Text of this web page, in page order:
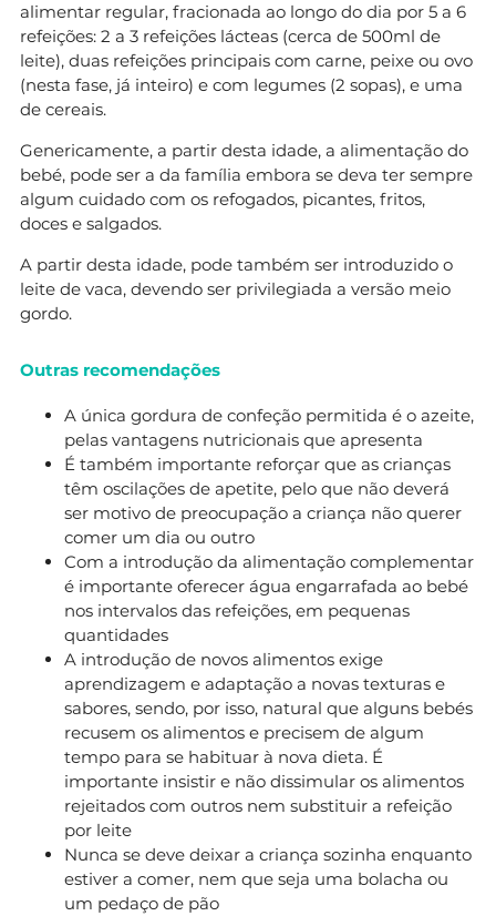
alimentar regular, fracionada ao longo do dia por 5 a 6
refeições: 2 a 3 refeições lácteas (cerca de 500ml de
leite), duas refeições principais com carne, peixe ou ovo
(nesta fase, já inteiro) e com legumes (2 sopas), e uma
de cereais.
Genericamente, a partir desta idade, a alimentação do
bebé, pode ser a da família embora se deva ter sempre
algum cuidado com os refogados, picantes, fritos,
doces e salgados.
A partir desta idade, pode também ser introduzido o
leite de vaca, devendo ser privilegiada a versão meio
gordo.
Outras recomendações
A única gordura de confeção permitida é o azeite,
pelas vantagens nutricionais que apresenta
É também importante reforçar que as crianças
têm oscilações de apetite, pelo que não deverá
ser motivo de preocupação a criança não querer
comer um dia ou outro
Com a introdução da alimentação complementar
é importante oferecer água engarrafada ao bebé
nos intervalos das refeições, em pequenas
quantidades
A introdução de novos alimentos exige
aprendizagem e adaptação a novas texturas e
sabores, sendo, por isso, natural que alguns bebés
recusem os alimentos e precisem de algum
tempo para se habituar à nova dieta. É
importante insistir e não dissimular os alimentos
rejeitados com outros nem substituir a refeição
por leite
Nunca se deve deixar a criança sozinha enquanto
estiver a comer, nem que seja uma bolacha ou
um pedaço de pão